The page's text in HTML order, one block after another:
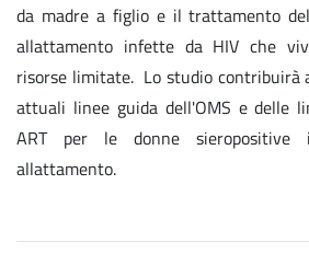
da madre a figlio e il trattamento
allattamento infette da HIV che
risorse limitate. Lo studio contribuirà
attuali linee guida dell'OMS e delle
ART per le donne
allattamento.